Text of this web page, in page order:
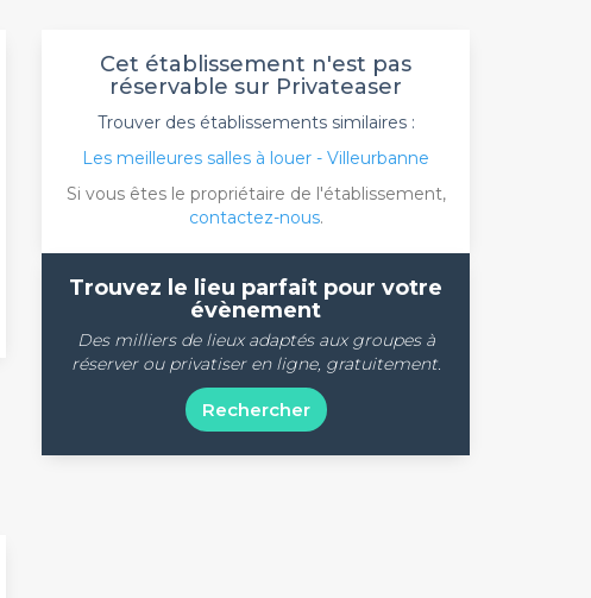
Cet établissement n'est pas
réservable sur Privateaser
Trouver des établissements similaires :
Les meilleures salles à louer - Villeurbanne
Si vous êtes le propriétaire de l'établissement,
contactez-nous.
Trouvez le lieu parfait pour votre
évènement
Des milliers de lieux adaptés aux groupes à
réserver ou privatiser en ligne, gratuitement.
Rechercher